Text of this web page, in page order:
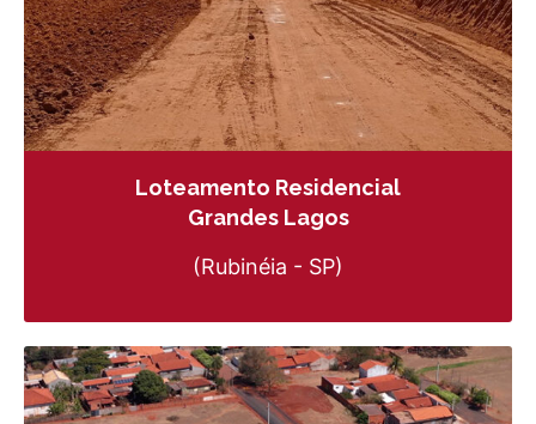
Loteamento Residencial
Grandes Lagos
(Rubinéia - SP)